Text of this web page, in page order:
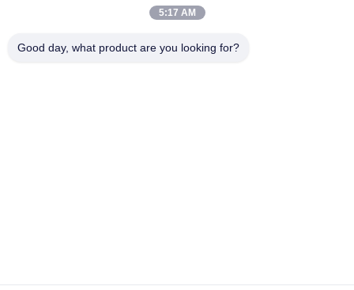
5:17 AM
Good day, what product are you looking for?